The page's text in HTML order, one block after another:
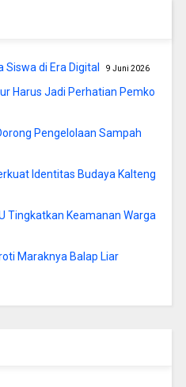
di Era Digital 9 Juni 2026
Harus Jadi Perhatian Pemko
Pengelolaan Sampah
Identitas Budaya Kalteng
Tingkatkan Keamanan Warga
Maraknya Balap Liar